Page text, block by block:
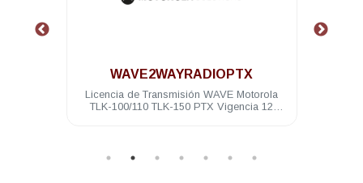
WAVE2WAYRADIOPTX
Licencia de Transmisión WAVE Motorola
TLK-100/110 TLK-150 PTX Vigencia 12